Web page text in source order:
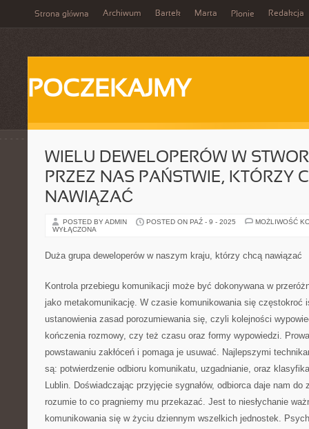
Strona główna Archiwum Bartek Marta Płonie Redakcja
POCZEKAJMY
WIELU DEWELOPERÓW W
PRZEZ NAS PAŃSTWIE, KTÓRZY
NAWIĄZAĆ
POSTED BY ADMIN POSTED ON PAŹ - 9 - 2025
MOŻLIWOŚĆ
WYŁĄCZONA
Duża grupa deweloperów w naszym kraju, którzy chcą nawiązać
Kontrola przebiegu komunikacji może być dokonywana w
jako metakomunikację. W czasie komunikowania się częstokroć
ustanowienia zasad porozumiewania się, czyli kolejności
kończenia rozmowy, czy też czasu oraz formy wypowiedzi.
powstawaniu zakłóceń i pomaga je usuwać. Najlepszymi
są: potwierdzenie odbioru komunikatu, uzgadnianie, oraz
Lublin. Doświadczając przyjęcie sygnałów, odbiorca daje nam do
rozumie to co pragniemy mu przekazać. Jest to niesłychanie
komunikowania się w życiu dziennym wszelkich jednostek.